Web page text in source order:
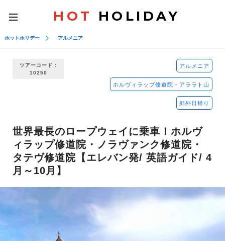
toggle
navigation
HOT HOLIDAY
ホットホリデー アルメニア
ツアーコード :
10250
アルメニア
ホルヴィラップ修道院・アララト山
郊外日帰り
世界最長のロープウェイに乗車！ホルヴ
ィラップ修道院・ノラヴァンク修道院・
タテヴ修道院【エレバン発/ 英語ガイド/ 4
月～10月】